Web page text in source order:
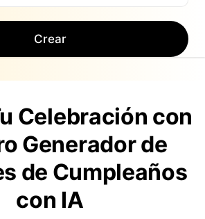
Crear
Celebración con
Generador de
de Cumpleaños
con IA